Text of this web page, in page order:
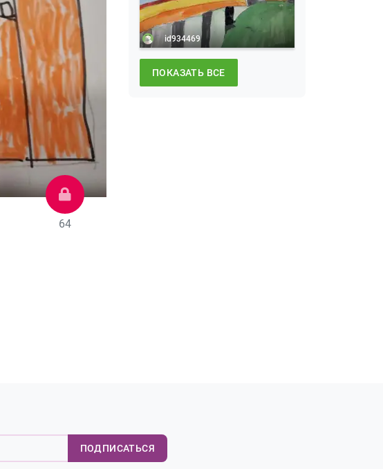
64
id934469
ПОКАЗАТЬ ВСЕ
ПОДПИСАТЬСЯ